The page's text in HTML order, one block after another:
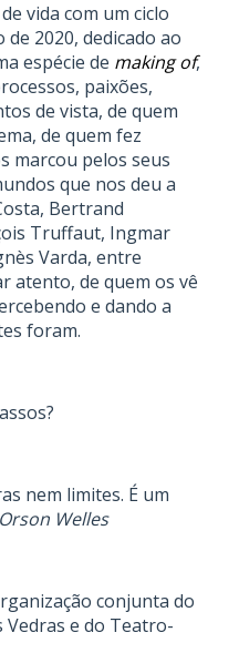
vida com um ciclo
2020, dedicado ao
espécie de making of,
paixões,
de vista, de quem
de quem fez
marcou pelos seus
que nos deu a
Bertrand
Truffaut, Ingmar
Varda, entre
atento, de quem os vê
e dando a
foram.
nem limites. É um
Orson Welles
conjunta do
Vedras e do Teatro-